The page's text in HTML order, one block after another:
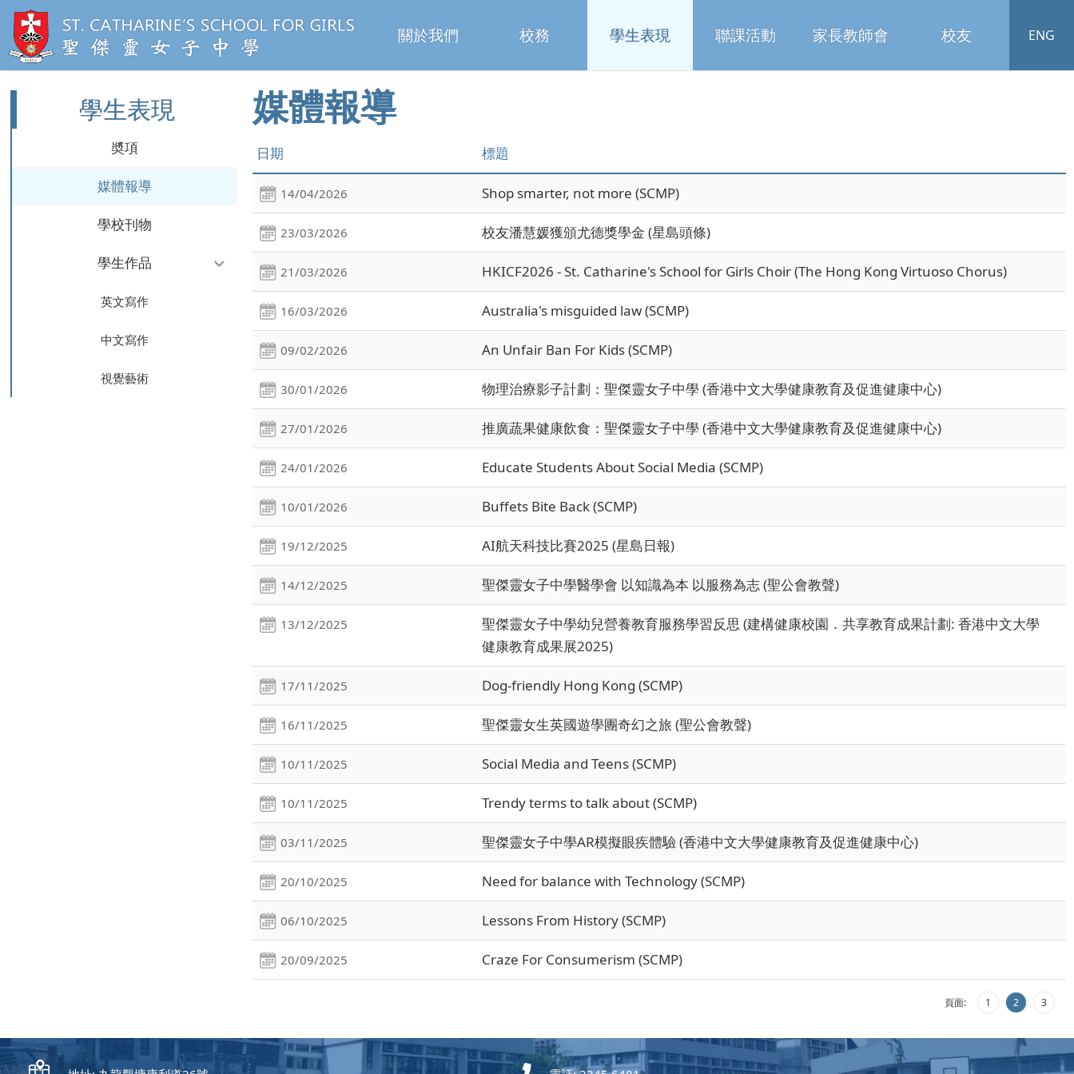
ENG
關於我們 校務 學生表現 聯課活動 家長教師會 校友
媒體報導
日期 標題
14/04/2026 Shop smarter, not more (SCMP)
23/03/2026 校友潘慧媛獲頒尤德獎學金 (星島頭條)
21/03/2026 HKICF2026 - St. Catharine's School for Girls Choir (The Hong Kong Virtuoso Chorus)
16/03/2026 Australia's misguided law (SCMP)
09/02/2026 An Unfair Ban For Kids (SCMP)
30/01/2026 物理治療影子計劃：聖傑靈女子中學 (香港中文大學健康教育及促進健康中心)
27/01/2026 推廣蔬果健康飲食：聖傑靈女子中學 (香港中文大學健康教育及促進健康中心)
24/01/2026 Educate Students About Social Media (SCMP)
10/01/2026 Buffets Bite Back (SCMP)
19/12/2025 AI航天科技比賽2025 (星島日報)
14/12/2025 聖傑靈女子中學醫學會 以知識為本 以服務為志 (聖公會教聲)
13/12/2025
聖傑靈女子中學幼兒營養教育服務學習反思 (建構健康校園．共享教育成果計劃: 香港中文大學
健康教育成果展2025)
17/11/2025 Dog-friendly Hong Kong (SCMP)
16/11/2025 聖傑靈女生英國遊學團奇幻之旅 (聖公會教聲)
10/11/2025 Social Media and Teens (SCMP)
10/11/2025 Trendy terms to talk about (SCMP)
03/11/2025 聖傑靈女子中學AR模擬眼疾體驗 (香港中文大學健康教育及促進健康中心)
20/10/2025 Need for balance with Technology (SCMP)
06/10/2025 Lessons From History (SCMP)
20/09/2025 Craze For Consumerism (SCMP)
頁面: 1 2 3
學生表現
奬項
媒體報導
學校刊物
學生作品
英文寫作
中文寫作
視覺藝術